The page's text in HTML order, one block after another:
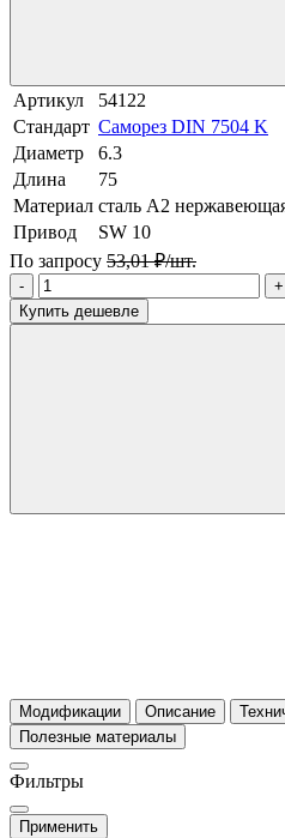
Артикул
54122
Стандарт Саморез DIN 7504 K
Диаметр
6.3
Длина
75
Материал сталь A2
Привод
SW 10
По запросу 53,01 ₽/шт.
-
+
Купить дешевле
Модификации Описание
Полезные материалы
Фильтры
Применить